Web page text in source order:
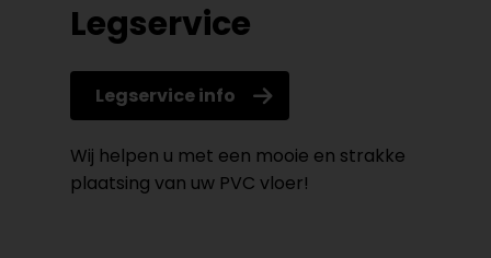
Legservice
Legservice info
Wij helpen u met een mooie en strakke
plaatsing van uw PVC vloer!